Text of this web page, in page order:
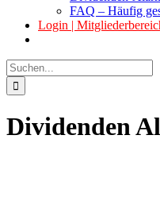
FAQ – Häufig
Login |
Suche
nach:
Dividenden